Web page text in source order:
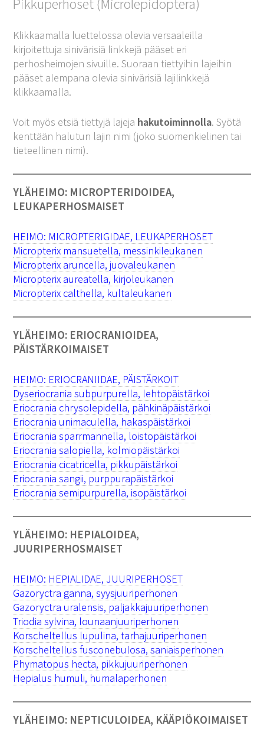
Pikkuperhoset (Microlepidoptera)
Klikkaamalla luettelossa olevia versaaleilla
kirjoitettuja sinivärisiä linkkejä pääset eri
perhosheimojen sivuille. Suoraan tiettyihin lajeihin
pääset alempana olevia sinivärisiä lajilinkkejä
klikkaamalla.
Voit myös etsiä tiettyjä lajeja hakutoiminnolla. Syötä
kenttään halutun lajin nimi (joko suomenkielinen tai
tieteellinen nimi).
YLÄHEIMO: MICROPTERIDOIDEA,
LEUKAPERHOSMAISET
HEIMO: MICROPTERIGIDAE, LEUKAPERHOSET
Micropterix mansuetella, messinkileukanen
Micropterix aruncella, juovaleukanen
Micropterix aureatella, kirjoleukanen
Micropterix calthella, kultaleukanen
YLÄHEIMO: ERIOCRANIOIDEA,
PÄISTÄRKOIMAISET
HEIMO: ERIOCRANIIDAE, PÄISTÄRKOIT
Dyseriocrania subpurpurella, lehtopäistärkoi
Eriocrania chrysolepidella, pähkinäpäistärkoi
Eriocrania unimaculella, hakaspäistärkoi
Eriocrania sparrmannella, loistopäistärkoi
Eriocrania salopiella, kolmiopäistärkoi
Eriocrania cicatricella, pikkupäistärkoi
Eriocrania sangii, purppurapäistärkoi
Eriocrania semipurpurella, isopäistärkoi
YLÄHEIMO: HEPIALOIDEA,
JUURIPERHOSMAISET
HEIMO: HEPIALIDAE, JUURIPERHOSET
Gazoryctra ganna, syysjuuriperhonen
Gazoryctra uralensis, paljakkajuuriperhonen
Triodia sylvina, lounaanjuuriperhonen
Korscheltellus lupulina, tarhajuuriperhonen
Korscheltellus fusconebulosa, saniaisperhonen
Phymatopus hecta, pikkujuuriperhonen
Hepialus humuli, humalaperhonen
YLÄHEIMO: NEPTICULOIDEA, KÄÄPIÖKOIMAISET